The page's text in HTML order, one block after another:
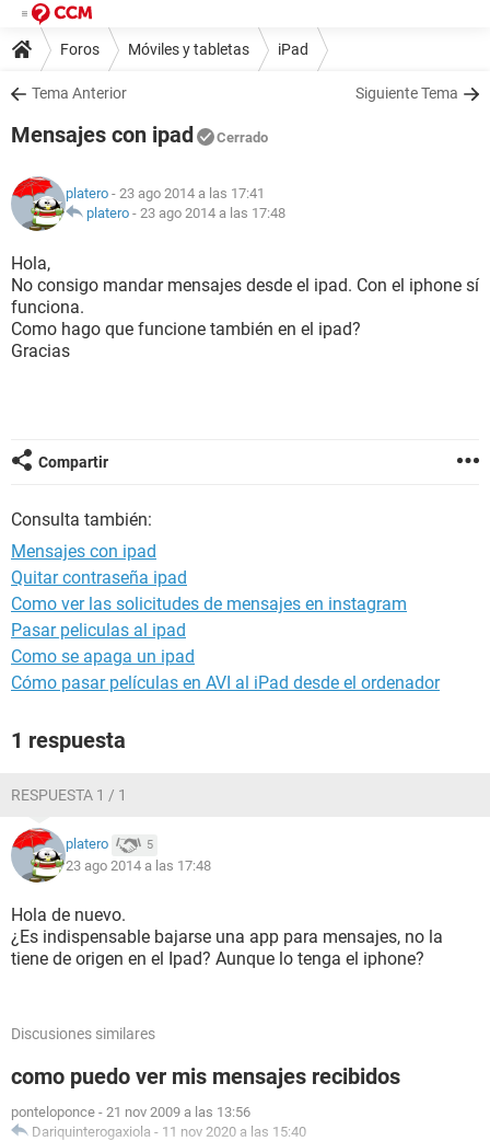
Foros Móviles y tabletas iPad
Tema Anterior Siguiente Tema
Mensajes con ipad Cerrado
platero - 23 ago 2014 a las 17:41
platero - 23 ago 2014 a las 17:48
Hola,
No consigo mandar mensajes desde el ipad. Con el iphone sí
funciona.
Como hago que funcione también en el ipad?
Gracias
Compartir
Consulta también:
Mensajes con ipad
Quitar contraseña ipad
Como ver las solicitudes de mensajes en instagram
Pasar peliculas al ipad
Como se apaga un ipad
Cómo pasar películas en AVI al iPad desde el ordenador
1 respuesta
RESPUESTA 1 / 1
platero 5
23 ago 2014 a las 17:48
Hola de nuevo.
¿Es indispensable bajarse una app para mensajes, no la
tiene de origen en el Ipad? Aunque lo tenga el iphone?
Discusiones similares
como puedo ver mis mensajes recibidos
ponteloponce - 21 nov 2009 a las 13:56
Dariquinterogaxiola - 11 nov 2020 a las 15:40